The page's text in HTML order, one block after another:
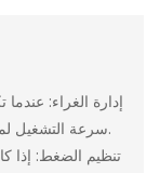
إدارة الغراء:
سرعة التشغيل لمنع الغراء من امتصاص الرطوبة ويصبح غير فعال.